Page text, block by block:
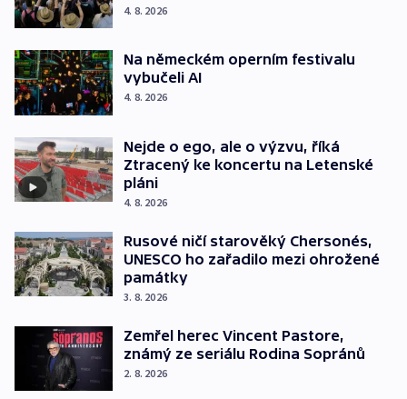
4. 8. 2026
Na německém operním festivalu
vybučeli AI
4. 8. 2026
Nejde o ego, ale o výzvu, říká
Ztracený ke koncertu na Letenské
pláni
4. 8. 2026
Rusové ničí starověký Chersonés,
UNESCO ho zařadilo mezi ohrožené
památky
3. 8. 2026
Zemřel herec Vincent Pastore,
známý ze seriálu Rodina Sopránů
2. 8. 2026